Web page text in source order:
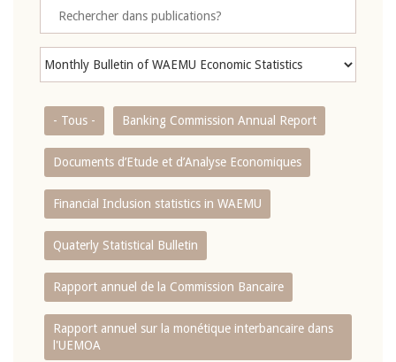
- Tous - Banking Commission Annual Report
Documents d’Etude et d’Analyse Economiques
Financial Inclusion statistics in WAEMU
Quaterly Statistical Bulletin
Rapport annuel de la Commission Bancaire
Rapport annuel sur la monétique interbancaire dans
l'UEMOA